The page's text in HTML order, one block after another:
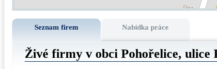
Seznam firem Nabídka práce
Živé firmy v obci Pohořelice, ulice